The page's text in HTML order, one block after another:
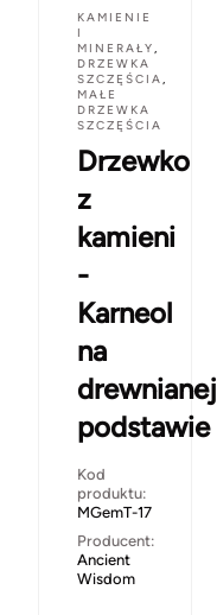
KAMIENIE
I
MINERAŁY,
DRZEWKA
SZCZĘŚCIA,
MAŁE
DRZEWKA
SZCZĘŚCIA
Drzewko
z
kamieni
-
Karneol
na
drewnianej
podstawie
Kod
produktu:
MGemT-17
Producent:
Ancient
Wisdom